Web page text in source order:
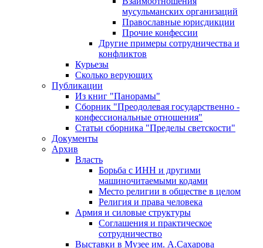
мусульманских организаций
Православные юрисдикции
Прочие конфессии
Другие примеры сотрудничества и
конфликтов
Курьезы
Сколько верующих
Публикации
Из книг "Панорамы"
Сборник "Преодолевая государственно -
конфессиональные отношения"
Статьи сборника "Пределы светскости"
Документы
Архив
Власть
Борьба с ИНН и другими
машиночитаемыми кодами
Место религии в обществе в целом
Религия и права человека
Армия и силовые структуры
Соглашения и практическое
сотрудничество
Выставки в Музее им. А.Сахарова